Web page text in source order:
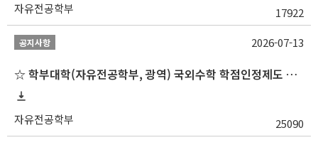
자유전공학부 17922
공지사항
☆ 학부대학(자유전공학부, 광역) 국외수학 학점인정제도 변경 안내(2027-1학기 파견학생부터)
자유전공학부 25090
2026-07-13